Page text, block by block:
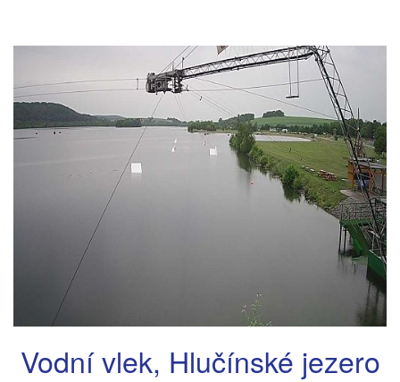
Vodní vlek, Hlučínské jezero